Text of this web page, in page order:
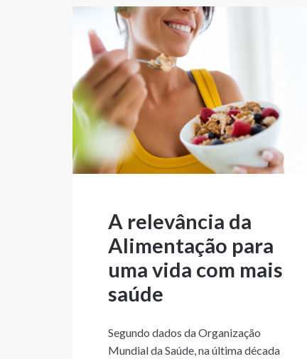
A relevância da
Alimentação para
uma vida com mais
saúde
Segundo dados da Organização
Mundial da Saúde, na última década